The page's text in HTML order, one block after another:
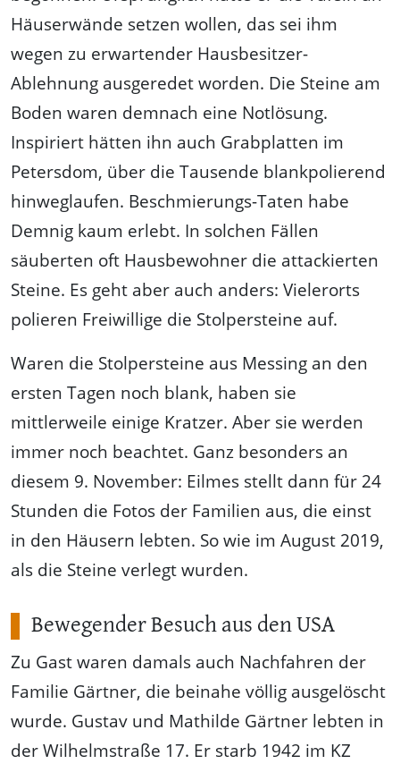
Häuserwände setzen wollen, das sei ihm
wegen zu erwartender Hausbesitzer-
Ablehnung ausgeredet worden. Die Steine am
Boden waren demnach eine Notlösung.
Inspiriert hätten ihn auch Grabplatten im
Petersdom, über die Tausende blankpolierend
hinweglaufen. Beschmierungs-Taten habe
Demnig kaum erlebt. In solchen Fällen
säuberten oft Hausbewohner die attackierten
Steine. Es geht aber auch anders: Vielerorts
polieren Freiwillige die Stolpersteine auf.
Waren die Stolpersteine aus Messing an den
ersten Tagen noch blank, haben sie
mittlerweile einige Kratzer. Aber sie werden
immer noch beachtet. Ganz besonders an
diesem 9. November: Eilmes stellt dann für 24
Stunden die Fotos der Familien aus, die einst
in den Häusern lebten. So wie im August 2019,
als die Steine verlegt wurden.
Bewegender Besuch aus den USA
Zu Gast waren damals auch Nachfahren der
Familie Gärtner, die beinahe völlig ausgelöscht
wurde. Gustav und Mathilde Gärtner lebten in
der Wilhelmstraße 17. Er starb 1942 im KZ